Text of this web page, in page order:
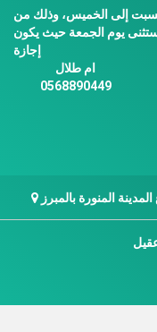
إلى الخميس، وذلك من
يوم الجمعة حيث يكون
إجازة
ام طلال
0568890449
المنورة بالمبرز